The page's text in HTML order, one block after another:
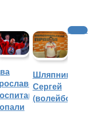
Шляпников
Сергей
(волейбол)
Хоккей